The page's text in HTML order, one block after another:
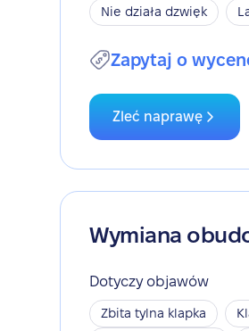
Nie działa dzwięk
Zapytaj o
Zleć naprawę
Wymiana
Dotyczy objawów
Zbita tylna klapka